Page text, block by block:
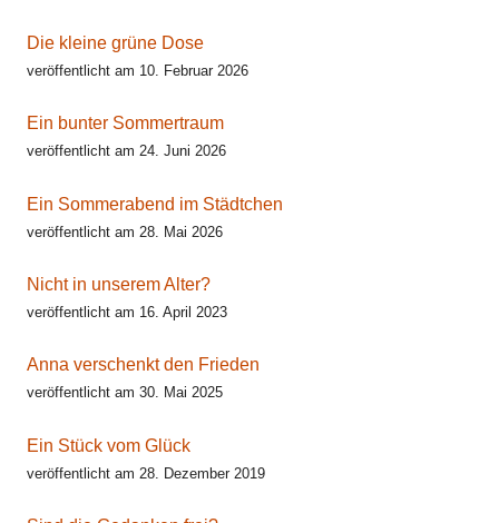
Die kleine grüne Dose
veröffentlicht am 10. Februar 2026
Ein bunter Sommertraum
veröffentlicht am 24. Juni 2026
Ein Sommerabend im Städtchen
veröffentlicht am 28. Mai 2026
Nicht in unserem Alter?
veröffentlicht am 16. April 2023
Anna verschenkt den Frieden
veröffentlicht am 30. Mai 2025
Ein Stück vom Glück
veröffentlicht am 28. Dezember 2019